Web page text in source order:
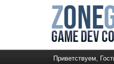
Приветствуем,